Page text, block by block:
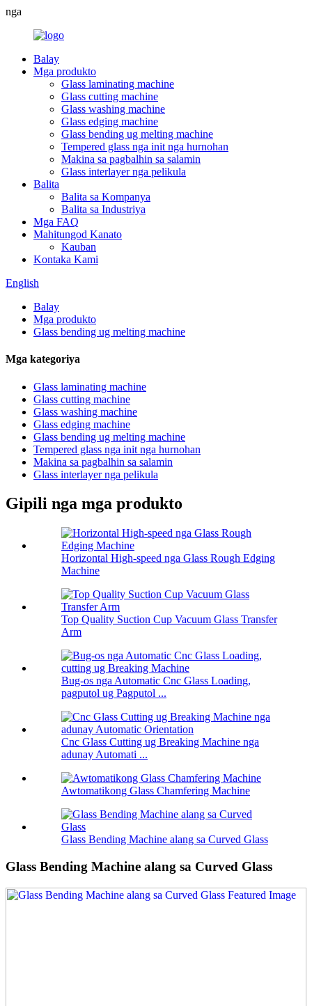
nga
Balay
Mga produkto
Glass laminating machine
Glass cutting machine
Glass washing machine
Glass edging machine
Glass bending ug melting machine
Tempered glass nga init nga hurnohan
Makina sa pagbalhin sa salamin
Glass interlayer nga pelikula
Balita
Balita sa Kompanya
Balita sa Industriya
Mga FAQ
Mahitungod Kanato
Kauban
Kontaka Kami
English
Balay
Mga produkto
Glass bending ug melting machine
Mga kategoriya
Glass laminating machine
Glass cutting machine
Glass washing machine
Glass edging machine
Glass bending ug melting machine
Tempered glass nga init nga hurnohan
Makina sa pagbalhin sa salamin
Glass interlayer nga pelikula
Gipili nga mga produkto
Horizontal High-speed nga Glass Rough Edging
Machine
Top Quality Suction Cup Vacuum Glass Transfer
Arm
Bug-os nga Automatic Cnc Glass Loading,
pagputol ug Pagputol ...
Cnc Glass Cutting ug Breaking Machine nga
adunay Automati ...
Awtomatikong Glass Chamfering Machine
Glass Bending Machine alang sa Curved Glass
Glass Bending Machine alang sa Curved Glass